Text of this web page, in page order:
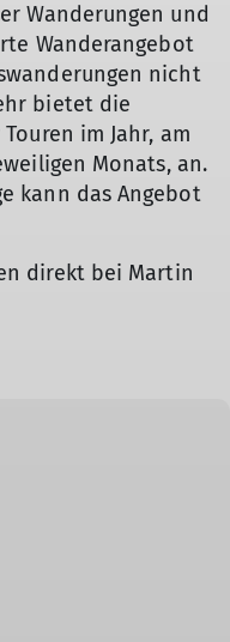
Wanderungen und
Wanderangebot
nicht
bietet die
im Jahr, am
Monats, an.
kann das Angebot
direkt bei Martin